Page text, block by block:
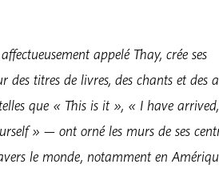
appelé Thay, crée ses
titres de livres, des chants et des
que « This is it », « I have
» — ont orné les murs de ses
le monde, notamment en